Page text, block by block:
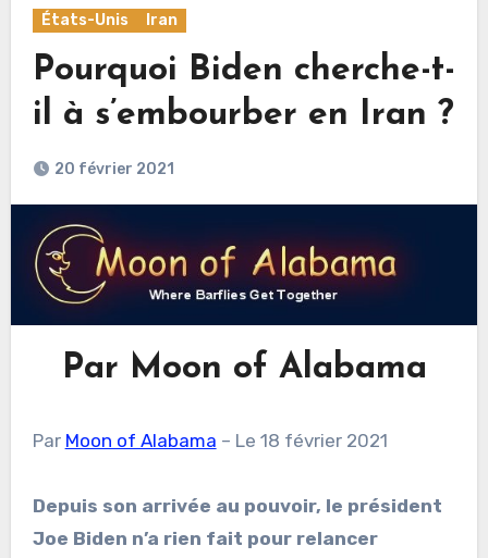
États-Unis Iran
Pourquoi Biden cherche-t-
il à s’embourber en Iran ?
20 février 2021
Par Moon of Alabama
Par Moon of Alabama – Le 18 février 2021
Depuis son arrivée au pouvoir, le président
Joe Biden n’a rien fait pour relancer